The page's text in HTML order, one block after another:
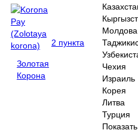
Золотая
Корона
2 пункта
Молдова
Чехия
Израиль
Корея
Литва
Турция